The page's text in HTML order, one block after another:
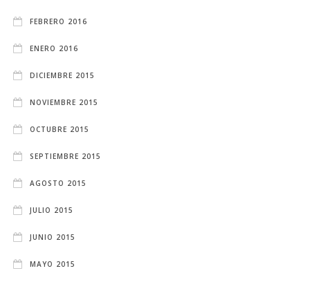
FEBRERO 2016
ENERO 2016
DICIEMBRE 2015
NOVIEMBRE 2015
OCTUBRE 2015
SEPTIEMBRE 2015
AGOSTO 2015
JULIO 2015
JUNIO 2015
MAYO 2015